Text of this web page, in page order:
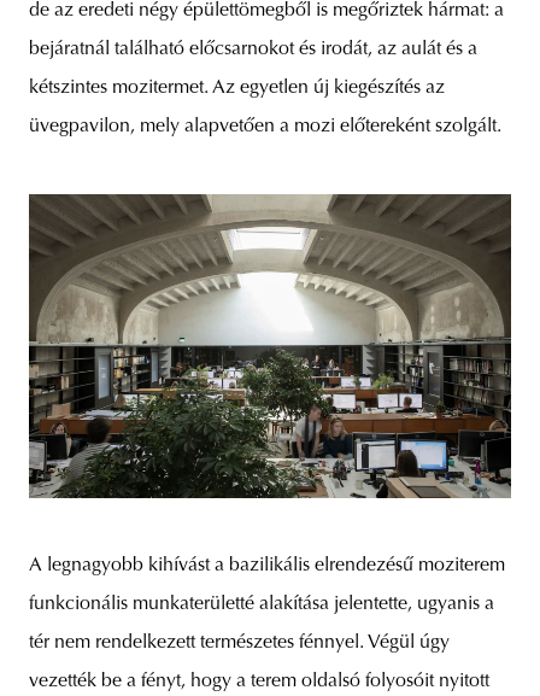
de az eredeti négy épülettömegből is megőriztek hármat: a
bejáratnál található előcsarnokot és irodát, az aulát és a
kétszintes mozitermet. Az egyetlen új kiegészítés az
üvegpavilon, mely alapvetően a mozi előtereként szolgált.
A legnagyobb kihívást a bazilikális elrendezésű moziterem
funkcionális munkaterületté alakítása jelentette, ugyanis a
tér nem rendelkezett természetes fénnyel. Végül úgy
vezették be a fényt, hogy a terem oldalsó folyosóit nyitott